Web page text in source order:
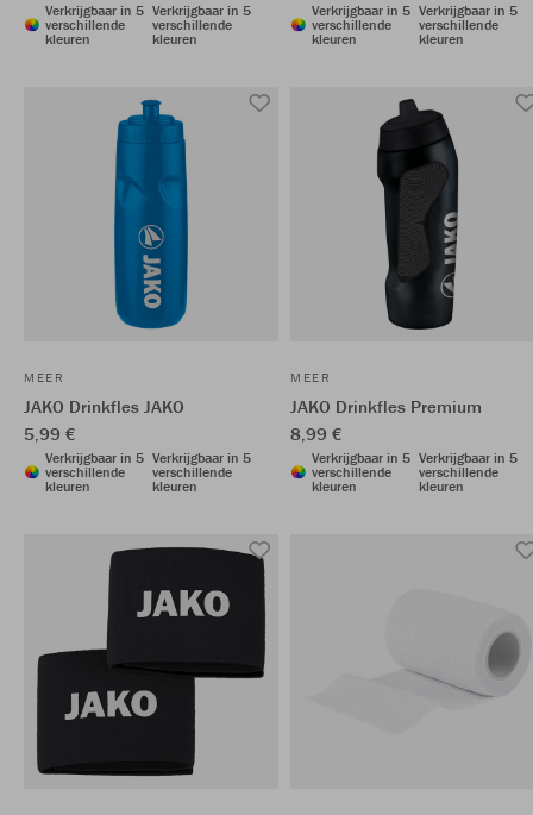
Verkrijgbaar in 5
verschillende
kleuren
Verkrijgbaar in 5
verschillende
kleuren
Verkrijgbaar in 5
verschillende
kleuren
Verkrijgbaar in 5
verschillende
kleuren
MEER
JAKO Drinkfles JAKO
5,99 €
Verkrijgbaar in 5
verschillende
kleuren
Verkrijgbaar in 5
verschillende
kleuren
MEER
JAKO Drinkfles Premium
8,99 €
Verkrijgbaar in 5
verschillende
kleuren
Verkrijgbaar in 5
verschillende
kleuren